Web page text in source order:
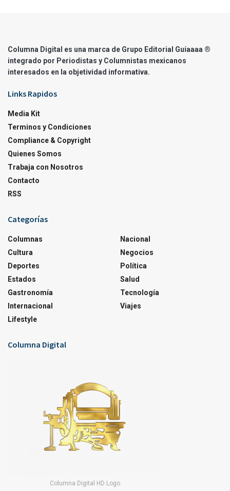
Columna Digital es una marca de Grupo Editorial Guíaaaa ®
integrado por Periodistas y Columnistas mexicanos
interesados en la objetividad informativa.
Links Rapidos
Media Kit
Terminos y Condiciones
Compliance & Copyright
Quienes Somos
Trabaja con Nosotros
Contacto
RSS
Categorías
Columnas
Cultura
Deportes
Estados
Gastronomía
Internacional
Lifestyle
Nacional
Negocios
Política
Salud
Tecnología
Viajes
Columna Digital
Columna Digital HD Logo